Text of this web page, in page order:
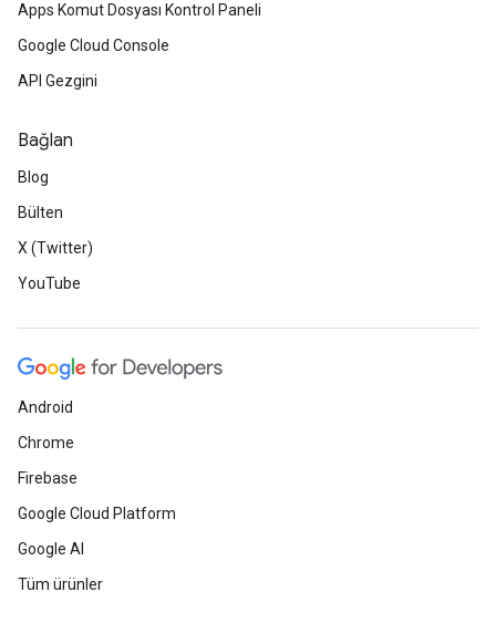
Apps Komut Dosyası Kontrol Paneli
Google Cloud Console
API Gezgini
Bağlan
Blog
Bülten
X (Twitter)
YouTube
Android
Chrome
Firebase
Google Cloud Platform
Google AI
Tüm ürünler